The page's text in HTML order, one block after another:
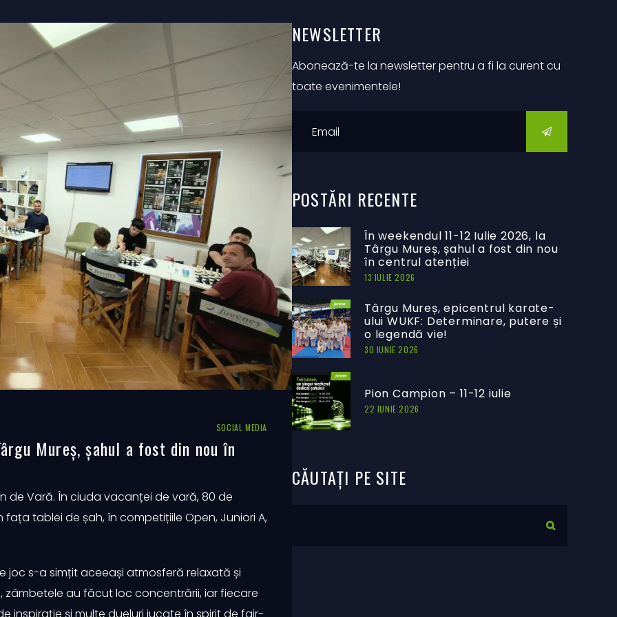
SOCIAL MEDIA
Mureș, șahul a fost din nou în
de Vară. În ciuda vacanței de vară, 80 de
tablei de șah, în competițiile Open, Juniori A,
joc s-a simțit aceeași atmosferă relaxată și
au făcut loc concentrării, iar fiecare
NEWSLETTER
Abonează-te la newsletter pentru a fi la curent cu
toate evenimentele!
POSTĂRI RECENTE
În weekendul 11-12 Iulie 2026, la
Târgu Mureș, șahul a fost din nou
în centrul atenției
13 IULIE 2026
Târgu Mureș, epicentrul karate-
ului WUKF: Determinare, putere și
o legendă vie!
30 IUNIE 2026
Pion Campion – 11-12 iulie
22 IUNIE 2026
CĂUTAȚI PE SITE